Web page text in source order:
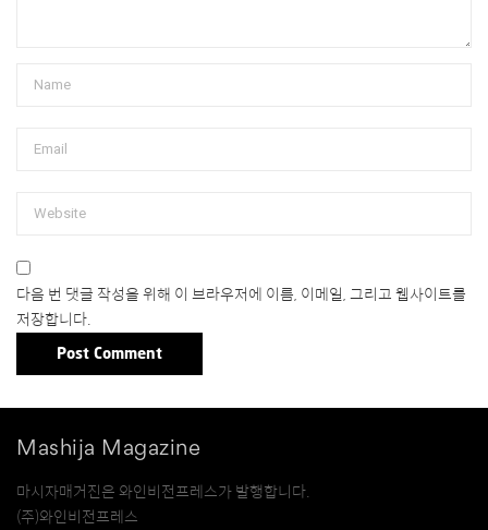
다음 번 댓글 작성을 위해 이 브라우저에 이름, 이메일, 그리고 웹사이트를
저장합니다.
Mashija Magazine
마시자매거진은 와인비전프레스가 발행합니다.
(주)와인비전프레스